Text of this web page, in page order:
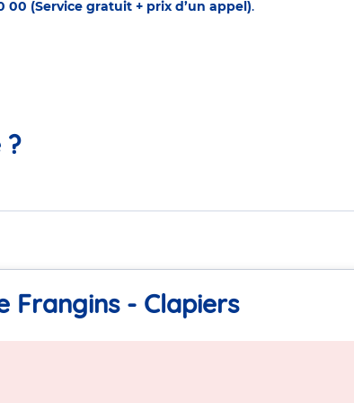
00 (Service gratuit + prix d’un appel).
?
Frangins - Clapiers